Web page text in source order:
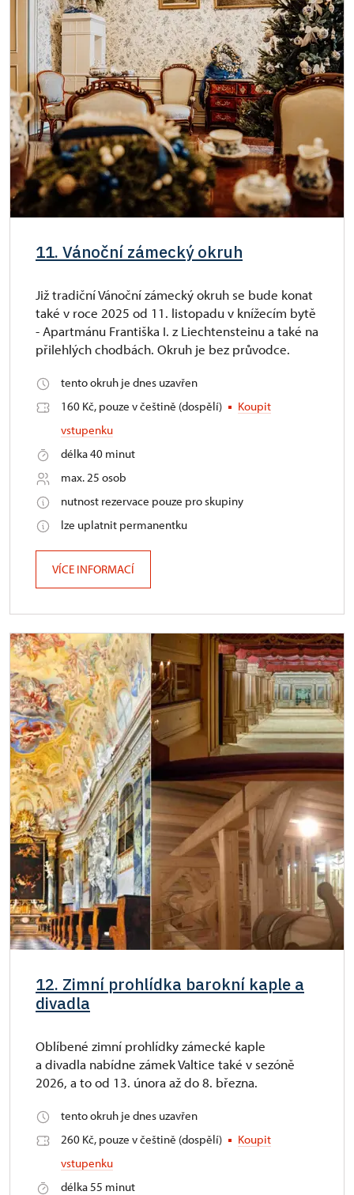
11. Vánoční zámecký okruh
Již tradiční Vánoční zámecký okruh se bude konat
také v roce 2025 od 11. listopadu v knížecím bytě
- Apartmánu Františka I. z Liechtensteinu a také na
přilehlých chodbách. Okruh je bez průvodce.
tento okruh je dnes uzavřen
160 Kč, pouze v češtině (dospělí)
Koupit
vstupenku
délka 40 minut
max. 25 osob
nutnost rezervace pouze pro skupiny
lze uplatnit permanentku
VÍCE INFORMACÍ
12. Zimní prohlídka barokní kaple a
divadla
Oblíbené zimní prohlídky zámecké kaple
a divadla nabídne zámek Valtice také v sezóně
2026, a to od 13. února až do 8. března.
tento okruh je dnes uzavřen
260 Kč, pouze v češtině (dospělí)
Koupit
vstupenku
délka 55 minut